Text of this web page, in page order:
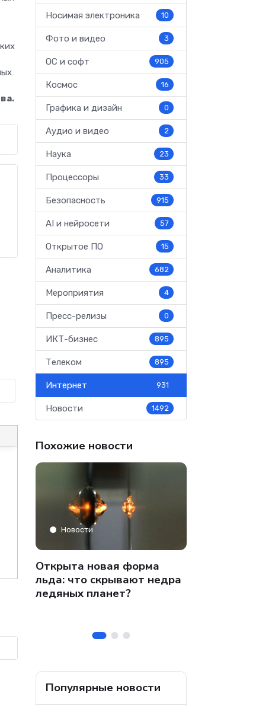
Носимая электроника 10
Фото и видео 3
ОС и софт 905
Космос 16
Графика и дизайн 0
Аудио и видео 2
Наука 23
Процессоры 33
Безопасность 915
AI и нейросети 57
Открытое ПО 15
Аналитика 682
Мероприятия 4
Пресс-релизы 0
ИКТ-бизнес 895
Телеком 895
Интернет 931
Новости 1492
Похожие новости
Новости
Открыта новая форма
льда: что скрывают недра
ледяных планет?
Популярные новости